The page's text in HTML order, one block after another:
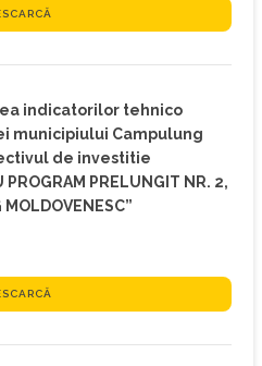
indicatorilor tehnico
municipiului Campulung
de investitie
PROGRAM PRELUNGIT NR. 2,